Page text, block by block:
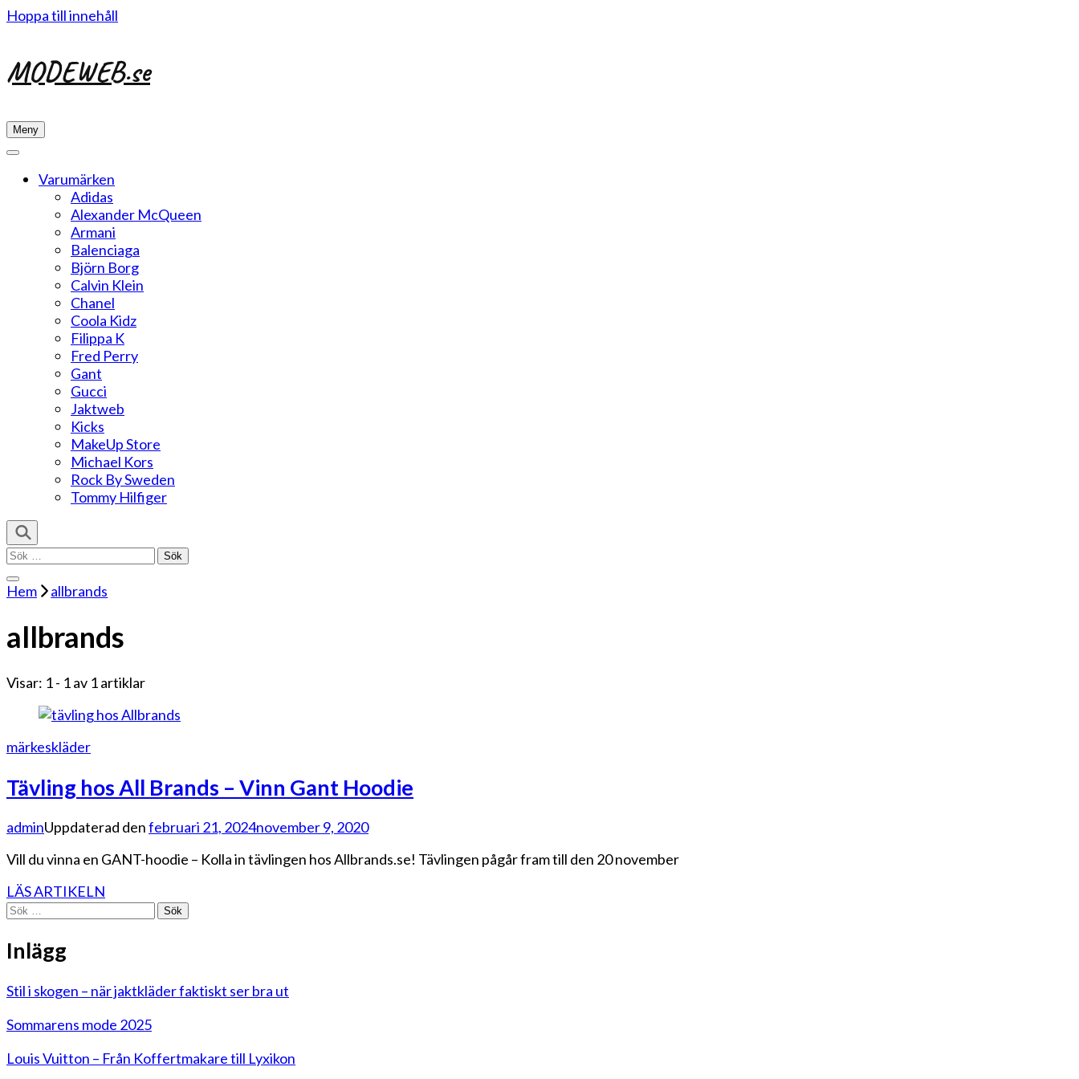
Hoppa till innehåll
MODEWEB.se
Meny
Varumärken
Adidas
Alexander McQueen
Armani
Balenciaga
Björn Borg
Calvin Klein
Chanel
Coola Kidz
Filippa K
Fred Perry
Gant
Gucci
Jaktweb
Kicks
MakeUp Store
Michael Kors
Rock By Sweden
Tommy Hilfiger
Sök
Hem
allbrands
allbrands
Visar: 1 - 1 av 1 artiklar
märkeskläder
Tävling hos All Brands – Vinn Gant Hoodie
adminUppdaterad denfebruari 21, 2024november 9, 2020
Vill du vinna en GANT-hoodie – Kolla in tävlingen hos Allbrands.se! Tävlingen pågår fram till den 20 november
LÄS ARTIKELN
Sök
Inlägg
Stil i skogen – när jaktkläder faktiskt ser bra ut
Sommarens mode 2025
Louis Vuitton – Från Koffertmakare till Lyxikon